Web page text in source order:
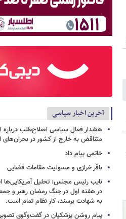
آخرین اخبار سیاسی
هشدار فعال سیاسی اصلاح‌طلب درباره
متناقض به خارج از کشور در بحران‌های
خاتمی پیام داد
باقر خرازی و مسولیت مقامات قضایی
نایب رئیس مجلس: تحلیل آمریکایی‌ها
در هفته اول در جنگ رمضان رهبر و
به شهادت برسند، کار نظام تمام است.
پیام روشن پزشکیان در گفت‌وگوی